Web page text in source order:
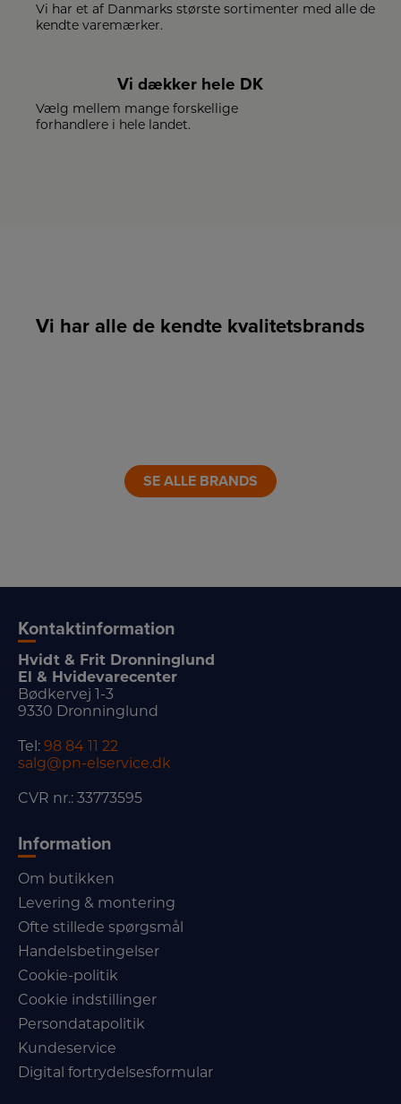
Vi har et af Danmarks største sortimenter med alle de
kendte varemærker.
Vi dækker hele DK
Vælg mellem mange forskellige
forhandlere i hele landet.
Vi har alle de kendte kvalitetsbrands
SE ALLE BRANDS
Kontaktinformation
Hvidt & Frit Dronninglund
El & Hvidevarecenter
Bødkervej 1-3
9330 Dronninglund
Tel: 98 84 11 22
salg@pn-elservice.dk
CVR nr.: 33773595
Information
Om butikken
Levering & montering
Ofte stillede spørgsmål
Handelsbetingelser
Cookie-politik
Cookie indstillinger
Persondatapolitik
Kundeservice
Digital fortrydelsesformular